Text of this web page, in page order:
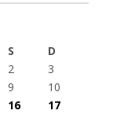
S
D
2
3
9
10
16
17